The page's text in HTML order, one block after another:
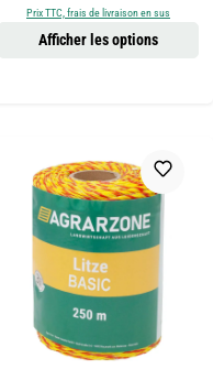
Prix TTC, frais de livraison en sus
Afficher les options